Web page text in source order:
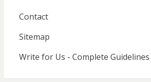
Contact
Sitemap
Write for Us - Complete Guidelines